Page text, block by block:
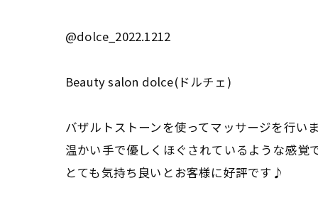
@dolce_2022.1212
Beauty salon dolce(ドルチェ)
バザルトストーンを使ってマッサージを行いま
温かい手で優しくほぐされているような感覚
とても気持ち良いとお客様に好評です♪